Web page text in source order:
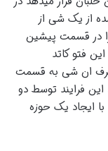
از یک شی از
را در قسمت پیشین
فتو کاتد
طرف ان شی به قسمت
فرایند توسط دو
ایجاد یک حوزه